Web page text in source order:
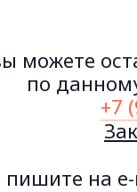
можете
по
+7
пишите на